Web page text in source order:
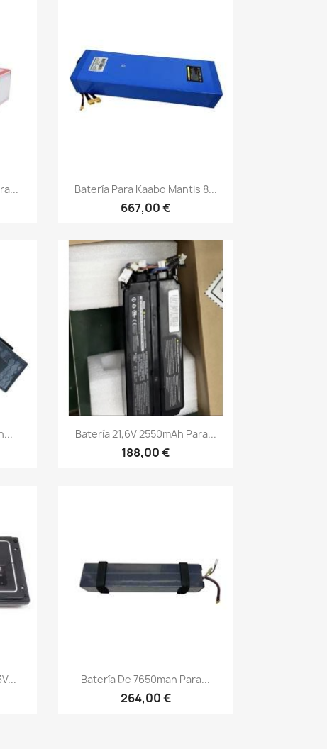
Vista rápida
Batería Para Kaabo Mantis 8...
667,00 €
 Vista rápida
Batería 21,6V 2550mAh Para...
188,00 €
Vista rápida
Batería De 7650mah Para...
264,00 €